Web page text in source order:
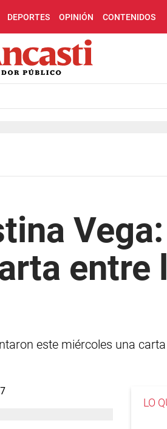
DEPORTES OPINIÓN CONTENIDOS
Vega:
entre
este miércoles una
LO